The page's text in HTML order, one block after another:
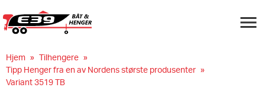
Hjem
Tilhengere
Tipp Henger fra en av Nordens største produsenter
Variant 3519 TB